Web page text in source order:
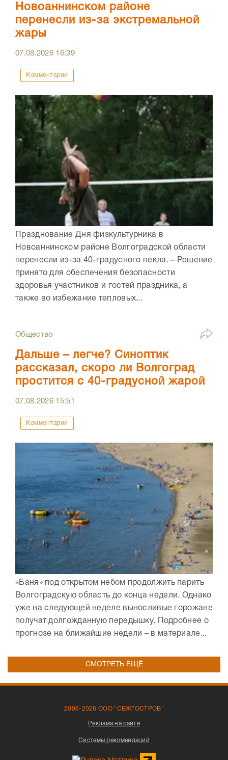
Новоаннинском районе
перенесли из-за экстремальной
жары
07.08.2026 16:39
Комментарии
Празднование Дня физкультурника в
Новоаннинском районе Волгоградской области
перенесли из-за 40-градусного пекла. – Решение
принято для обеспечения безопасности
здоровья участников и гостей праздника, а
также во избежание тепловых...
Общество
Дальше – легче? Синоптик
рассказал, скоро ли Волгоград
простится с 40-градусной жарой
07.08.2026 15:51
Комментарии
«Баня» под открытом небом продолжить парить
Волгоградскую область до конца недели. Однако
уже на следующей неделе выносливые горожане
получат долгожданную передышку. Подробнее о
прогнозе на ближайшие недели – в материале...
СМОТРЕТЬ ЕЩЁ
2006-2026 ООО "СВЖ"ОСТРОВ"
Реклама на сайте
Системы рекомендаций